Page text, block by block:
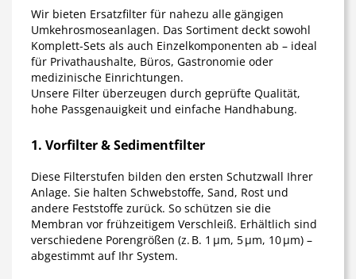
Wir bieten Ersatzfilter für nahezu alle gängigen
Umkehrosmoseanlagen. Das Sortiment deckt sowohl
Komplett-Sets als auch Einzelkomponenten ab – ideal
für Privathaushalte, Büros, Gastronomie oder
medizinische Einrichtungen.
Unsere Filter überzeugen durch geprüfte Qualität,
hohe Passgenauigkeit und einfache Handhabung.
1. Vorfilter & Sedimentfilter
Diese Filterstufen bilden den ersten Schutzwall Ihrer
Anlage. Sie halten Schwebstoffe, Sand, Rost und
andere Feststoffe zurück. So schützen sie die
Membran vor frühzeitigem Verschleiß. Erhältlich sind
verschiedene Porengrößen (z. B. 1 µm, 5 µm, 10 µm) –
abgestimmt auf Ihr System.